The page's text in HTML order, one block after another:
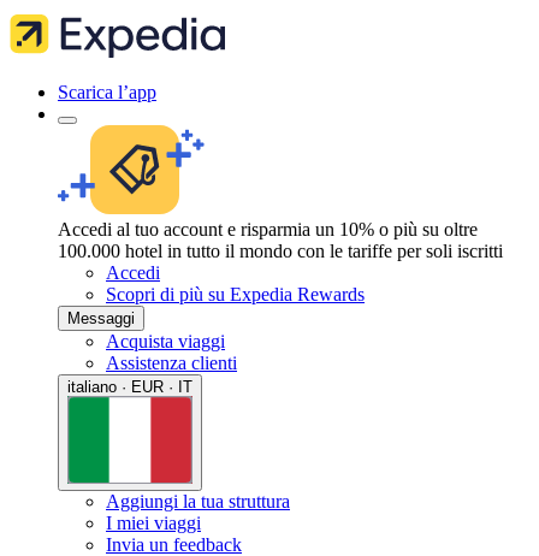
Scarica l’app
Accedi al tuo account e risparmia un 10% o più su oltre
100.000 hotel in tutto il mondo con le tariffe per soli iscritti
Accedi
Scopri di più su Expedia Rewards
Messaggi
Acquista viaggi
Assistenza clienti
italiano · EUR · IT
Aggiungi la tua struttura
I miei viaggi
Invia un feedback